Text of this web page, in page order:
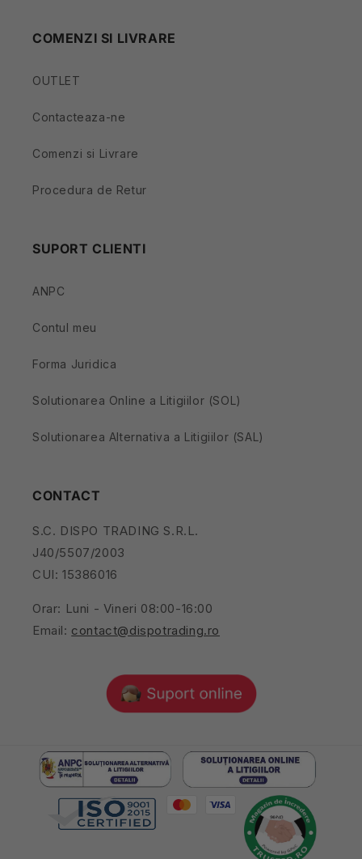
COMENZI SI LIVRARE
OUTLET
Contacteaza-ne
Comenzi si Livrare
Procedura de Retur
SUPORT CLIENTI
ANPC
Contul meu
Forma Juridica
Solutionarea Online a Litigiilor (SOL)
Solutionarea Alternativa a Litigiilor (SAL)
CONTACT
S.C. DISPO TRADING S.R.L.
J40/5507/2003
CUI: 15386016
Orar: Luni - Vineri 08:00-16:00
Email: contact@dispotrading.ro